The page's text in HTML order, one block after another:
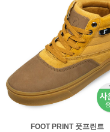
FOOT PRINT 풋프린트